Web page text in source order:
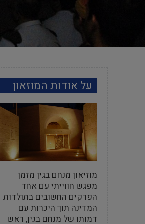
על אודות המוזאון
מוזיאון מנחם בגין מזמן
מפגש חווייתי עם אחד
הפרקים החשובים בתולדות
המדינה תוך היכרות עם
דמותו של מנחם בגין, ראש